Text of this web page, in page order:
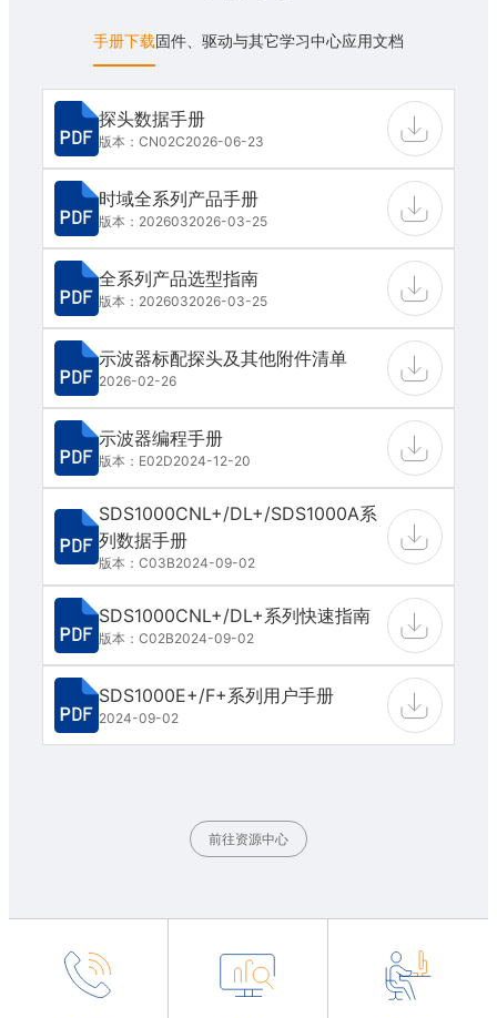
手册下载固件、驱动与其它学习中心应用文档
探头数据手册
版本：CN02C2026-06-23
时域全系列产品手册
版本：2026032026-03-25
全系列产品选型指南
版本：2026032026-03-25
示波器标配探头及其他附件清单
2026-02-26
示波器编程手册
版本：E02D2024-12-20
SDS1000CNL+/DL+/SDS1000A系
列数据手册
版本：C03B2024-09-02
SDS1000CNL+/DL+系列快速指南
版本：C02B2024-09-02
SDS1000E+/F+系列用户手册
2024-09-02
前往资源中心